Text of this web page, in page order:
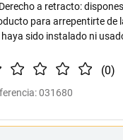
a retracto:
para arrepentirte de
sido instalado ni
(0)
:031680